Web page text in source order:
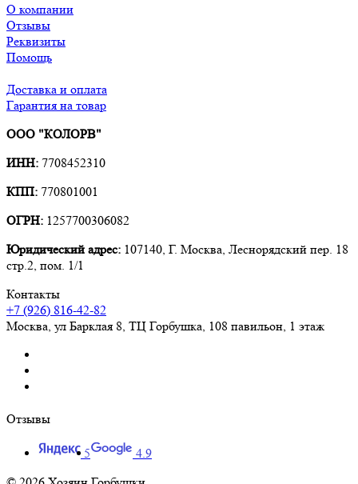
О компании
Отзывы
Реквизиты
Помощь
Доставка и оплата
Гарантия на товар
ООО "КОЛОРВ"
ИНН: 7708452310
КПП: 770801001
ОГРН: 1257700306082
Юридический адрес: 107140, Г. Москва, Леснорядский пер. 18
стр.2, пом. 1/1
Контакты
+7 (926) 816-42-82
Москва ул Барклая 8, ТЦ Горбушка, 108 павильон, 1 этаж
Отзывы
5
4.9